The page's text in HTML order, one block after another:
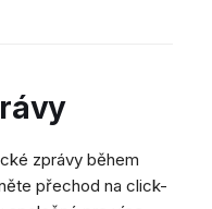
zprávy během
přechod na click-